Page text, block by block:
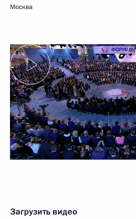
Москва
Загрузить видео